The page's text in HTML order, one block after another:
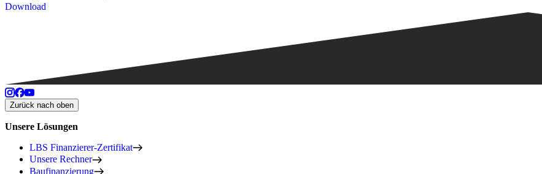
Download
Zurück nach oben
Unsere Lösungen
LBS Finanzierer-Zertifikat
Unsere Rechner
Baufinanzierung